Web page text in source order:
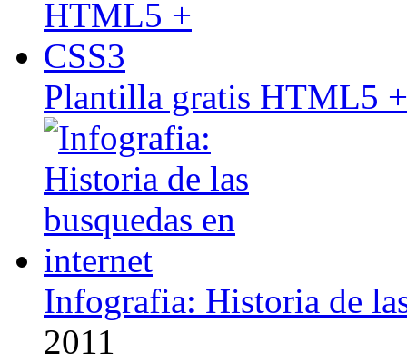
Plantilla gratis HTML5
Infografia: Historia de
2011